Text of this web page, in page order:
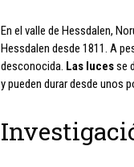
En el valle de Hessdalen,
Hessdalen desde 1811. A
desconocida. Las lucesse
y pueden durar desde unos